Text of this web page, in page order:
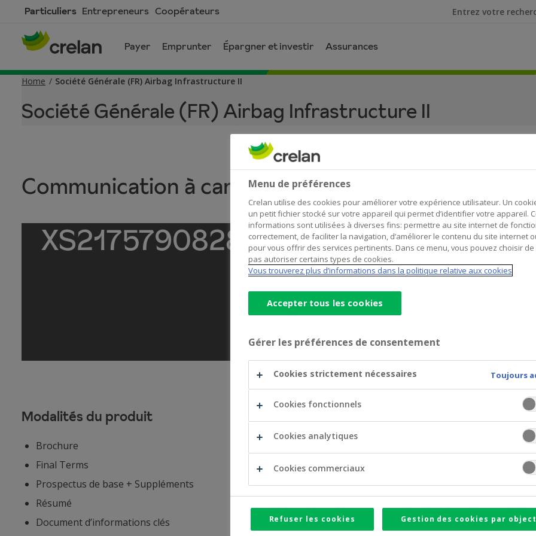
main
content
Particuliers Entrepreneurs Coopérateurs
Je cherche
Payer Emprunter Épargner et investir Assurances
Home Société Générale (FR) Airbag Infrastructure II
Société Générale (FR) Airbag Infrastructure II
Communication à caractère promotionnel
XS2175790828
Modalités du produit
Brochure
Final Terms
Prospectus de base + Suppléments
Résumé
Document d’informations clés
Menu de préférences
Crelan utilise des cookies pour améliorer votre expérience utilisateur. Un
un petit fichier stocké sur votre appareil qui permet d’identifier votre appareil.
informations sont utilisées à diverses fins: permettre au site internet de
correctement, de faciliter la navigation, d’améliorer le contenu du site internet
pour vous offrir des services pertinents. Dans ce menu, vous pouvez choisir de
pas autoriser certains types de cookies.
Vous trouverez plus d’informations dans la politique relative aux cookies
Accepter tous les cookies
Gérer les préférences de consentement
Cookies strictement nécessaires Toujours
Cookies fonctionnels
Cookies analytiques
Cookies commerciaux
Refuser les cookies Gestion des cookies par